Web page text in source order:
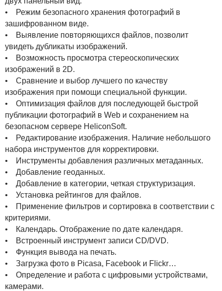
• Режим безопасного хранения фотографий в
зашифрованном виде.
• Выявление повторяющихся файлов, позволит
увидеть дубликаты изображений.
• Возможность просмотра стереоскопических
изображений в 2D.
• Сравнение и выбор лучшего по качеству
изображения при помощи специальной функции.
• Оптимизация файлов для последующей быстрой
публикации фотографий в Web и сохранением на
безопасном сервере HeliconSoft.
• Редактирование изображения. Наличие небольшого
набора инструментов для корректировки.
• Инструменты добавления различных метаданных.
• Добавление геоданных.
• Добавление в категории, четкая структуризация.
• Установка рейтингов для файлов.
• Применение фильтров и сортировка в соответствии с
критериями.
• Календарь. Отображение по дате календаря.
• Встроенный инструмент записи CD/DVD.
• Функция вывода на печать.
• Загрузка фото в Picasa, Facebook и Flickr…
• Определение и работа с цифровыми устройствами,
камерами.